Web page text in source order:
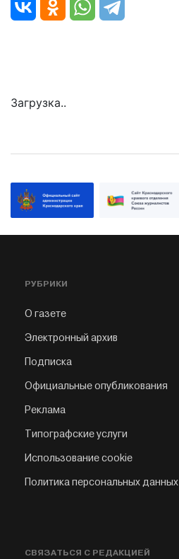
Загрузка..
РУБРИКИ
О газете
Электронный архив
Подписка
Официальные опубликования
Реклама
Типографские услуги
Использование cookie
Политика персональных данных
СВЯЗАТЬСЯ С РЕДАКЦИЕЙ